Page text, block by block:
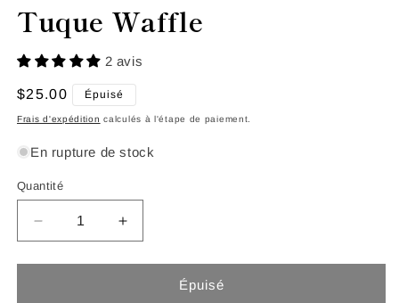
une
fenêtre
Tuque Waffle
2 avis
Prix
habituel
$25.00 Épuisé
Frais d'expédition calculés à l'étape de paiement.
En rupture de stock
Quantité
Quantité
Réduire
la
quantité
Augmenter
la
quantité
Épuisé